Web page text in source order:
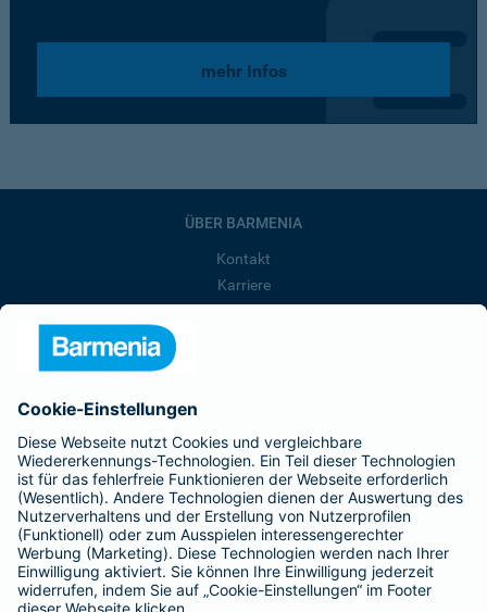
mehr Infos
ÜBER BARMENIA
Kontakt
Karriere
Barmenia ist Teil der BarmeniaGothaer
BELIEBTE SEITEN
Kranken-Zusatzversicherung
Tierversicherungen
Haftpflichtversicherung
Hausratversicherung